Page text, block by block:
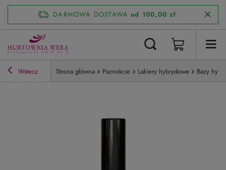
DARMOWA DOSTAWA od 100,00 zł
Wstecz Strona główna Paznokcie Lakiery hybrydowe Bazy